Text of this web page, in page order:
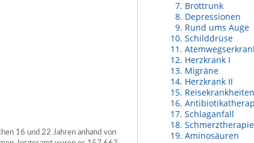
16 und 22 Jahren anhand von
Brottrunk
Depressionen
Rund ums Auge
Schilddrüse
Herzkrank I
Migräne
Herzkrank II
Reisekrankheiten
Schlaganfall
Schmerztherapie
Aminosäuren